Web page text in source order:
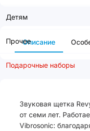
Детям
Прочее
Подарочные наборы
Описание
Звуковая щетка
от семи лет.
Vibrosonic: